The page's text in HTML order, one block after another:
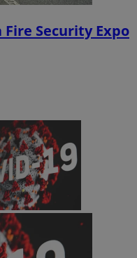
Fire Security Expo